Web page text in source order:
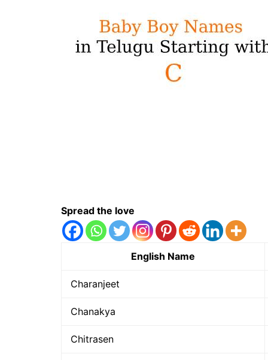
Spread the love
English Name
Charanjeet
Chanakya
Chitrasen